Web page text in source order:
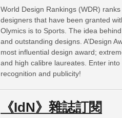
World Design Rankings (WDR)
designers that have been granted
Olymics is to Sports. The idea
and outstanding designs. A’Design
most influential design award;
and high calibre laureates. Enter
recognition and publicity!
《IdN》雜誌訂閱